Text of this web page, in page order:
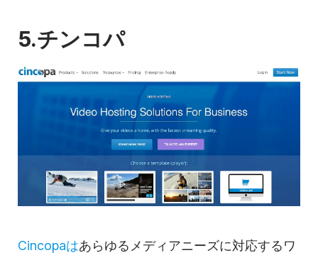
5.チンコパ
Cincopaはあらゆるメディアニーズに対応するワ